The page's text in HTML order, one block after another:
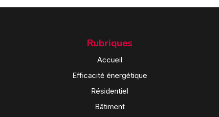
Rubriques
Accueil
Efficacité énergétique
Résidentiel
Bâtiment